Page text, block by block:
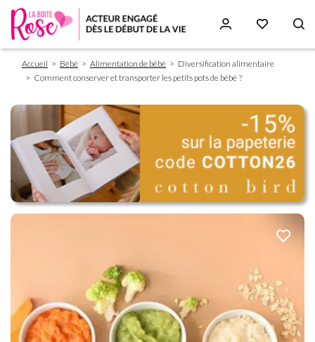
Fil
d'Ariane
Accueil Bébé Alimentation de bébé
Diversification alimentaire
Comment conserver et transporter les petits pots de bébé ?